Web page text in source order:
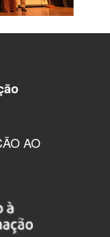
AO